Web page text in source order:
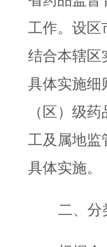
工作。设区
结合本辖区
具体实施细
（区）级
工及属地监
具体实施。
二、分